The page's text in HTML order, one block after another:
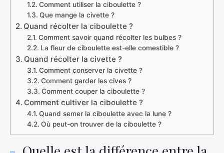
Comment utiliser la ciboulette ?
Que mange la civette ?
Quand récolter la ciboulette ?
Comment savoir quand récolter les bulbes ?
La fleur de ciboulette est-elle comestible ?
Quand récolter la civette ?
Comment conserver la civette ?
Comment garder les cives ?
Comment couper la ciboulette ?
Comment cultiver la ciboulette ?
Quand semer la ciboulette avec la lune ?
Où peut-on trouver de la ciboulette ?